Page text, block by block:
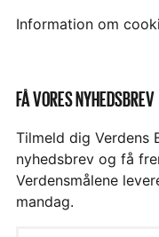
Information om
FÅ VORES NYHEDSBREV
Tilmeld dig Verdens
nyhedsbrev og få
Verdensmålene
mandag.